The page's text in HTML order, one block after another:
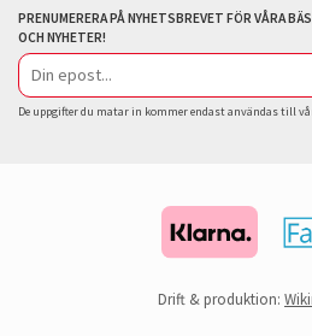
PRENUMERERA PÅ NYHETSBREVET FÖR VÅRA
OCH NYHETER!
E-
postadress
De uppgifter du matar in kommer endast användas till
Drift & produktion: